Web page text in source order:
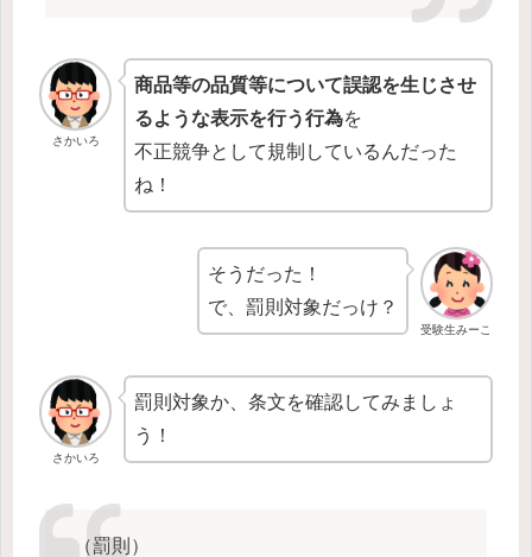
さかいろ
商品等の品質等について誤認を生じさせ
るような表示を行う行為を
不正競争として規制しているんだった
ね！
受験生みーこ
そうだった！
で、罰則対象だっけ？
さかいろ
罰則対象か、条文を確認してみましょ
う！
（罰則）